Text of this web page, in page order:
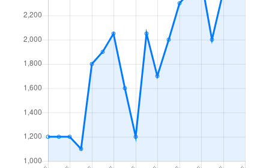
西九条
西九条
西九条
1,700万円 弁天町
1,800万円 弁天町
2,600万円